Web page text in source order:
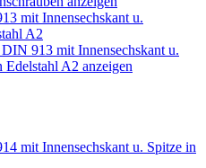
mit Innensechskant u.
A2
913 mit Innensechskant u.
A2 anzeigen
mit Innensechskant u. Spitze in